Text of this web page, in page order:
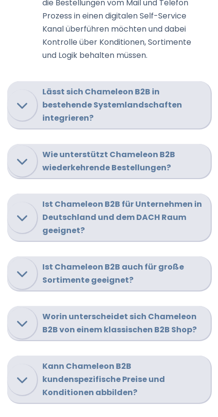
die Bestellungen vom Mail und Telefon
Prozess in einen digitalen Self-Service
Kanal überführen möchten und dabei
Kontrolle über Konditionen, Sortimente
und Logik behalten müssen.
Lässt sich Chameleon B2B in
bestehende Systemlandschaften
integrieren?
Wie unterstützt Chameleon B2B
wiederkehrende Bestellungen?
Ist Chameleon B2B für Unternehmen in
Deutschland und dem DACH Raum
geeignet?
Ist Chameleon B2B auch für große
Sortimente geeignet?
Worin unterscheidet sich Chameleon
B2B von einem klassischen B2B Shop?
Kann Chameleon B2B
kundenspezifische Preise und
Konditionen abbilden?